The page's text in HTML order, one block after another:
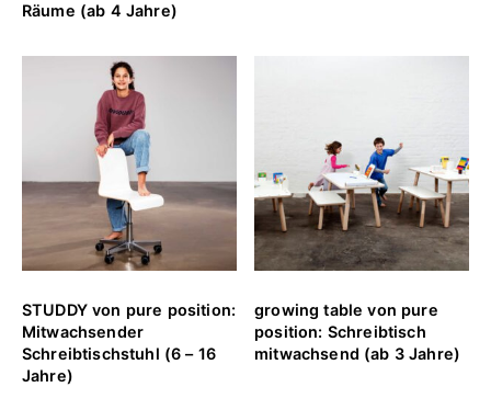
Räume (ab 4 Jahre)
STUDDY von pure position:
Mitwachsender
Schreibtischstuhl (6 – 16
Jahre)
growing table von pure
position: Schreibtisch
mitwachsend (ab 3 Jahre)